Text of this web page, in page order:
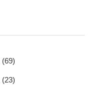
(69)
(23)